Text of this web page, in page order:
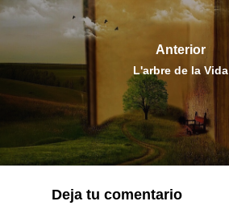
Anterior
L'arbre de la Vida
Deja tu comentario